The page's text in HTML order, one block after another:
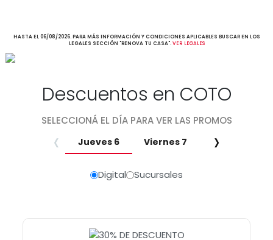
HASTA EL 06/08/2026. PARA MÁS INFORMACIÓN Y CONDICIONES APLICABLES BUSCAR EN LOS
LEGALES SECCIÓN "RENOVA TU CASA".VER LEGALES
Descuentos en COTO
SELECCIONÁ EL DÍA PARA VER LAS PROMOS
‹ Jueves 6 Viernes 7 Sabado 8
›
Digital Sucursales